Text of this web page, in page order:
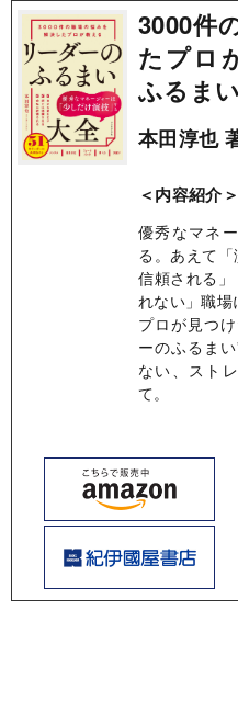
3000件
たプロ
ふるま
本田淳也
＜内容紹介＞
優秀なマネ
る。あえて
信頼される
れない」職
プロが見つ
ーのふるま
ない、スト
て。